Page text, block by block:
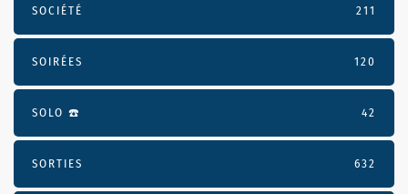
SOCIÉTÉ 211
SOIRÉES 120
SOLO ☎️ 42
SORTIES 632